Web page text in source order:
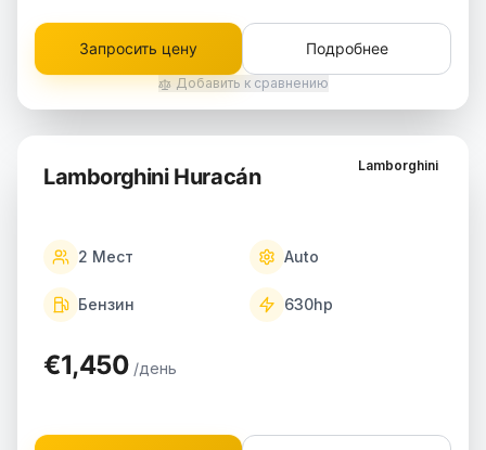
Запросить цену Подробнее
Добавить к сравнению
Lamborghini
Lamborghini Huracán
2 Мест Auto
Бензин 630hp
€1,450 /день